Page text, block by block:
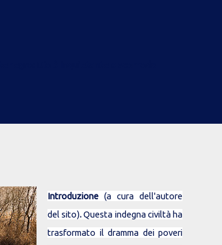
Introduzione (a cura dell'autore
del sito).Questa indegna civiltà ha
trasformato il dramma dei poveri